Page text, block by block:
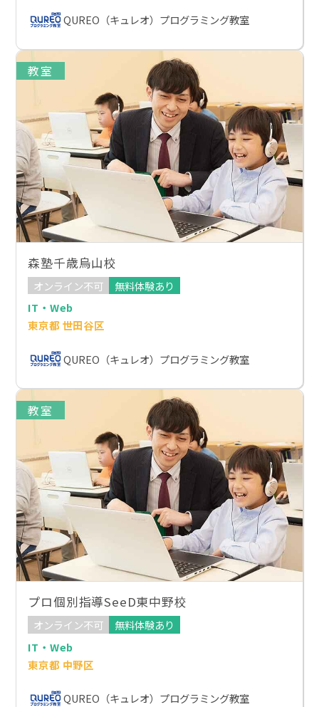
QUREO（キュレオ）プログラミング教室
教室
森塾千歳烏山校
オンライン不可
無料体験あり
IT・Web
東京都 世田谷区
QUREO（キュレオ）プログラミング教室
教室
プロ個別指導SeeD東中野校
オンライン不可
無料体験あり
IT・Web
東京都 中野区
QUREO（キュレオ）プログラミング教室